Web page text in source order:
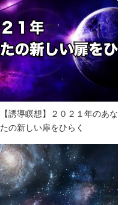
【誘導瞑想】２０２１年のあな
たの新しい扉をひらく